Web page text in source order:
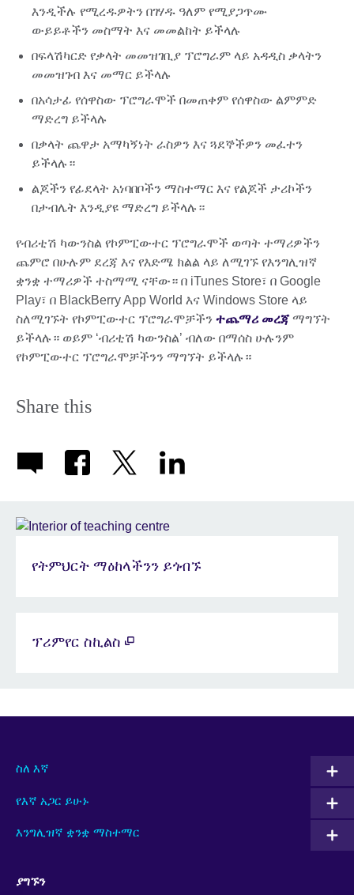
እንዲችሉ የሚረዱዎትን በገሃዱ ዓለም የሚያጋጥሙ
ውይይቶችን መስማት እና መመልከት ይችላሉ
በፍላሽካርድ የቃላት መመዝገቢያ ፕሮግራም ላይ አዳዲስ ቃላትን
መመዝገብ እና መማር ይችላሉ
በአሳታፊ የሰዋስው ፕሮግራሞች በመጠቀም የሰዋስው ልምምድ
ማድረግ ይችላሉ
በቃላት ጨዋታ አማካኝነት ራስዎን እና ጓደኞችዎን መፈተን
ይችላሉ።
ልጆችን የፊደላት አነባበቦችን ማስተማር እና የልጆች ታሪኮችን
በታብሌት እንዲያዩ ማድረግ ይችላሉ።
የብሪቲሽ ካውንስል የኮምፒውተር ፕሮግራሞች ወጣት ተማሪዎችን
ጨምሮ በሁሉም ደረጃ እና የእድሜ ክልል ላይ ለሚገኙ የእንግሊዝኛ
ቋንቋ ተማሪዎች ተስማሚ ናቸው። በ iTunes Store፣ በ Google
Play፣ በ BlackBerry App World እና Windows Store ላይ
ስለሚገኙት የኮምፒውተር ፕሮግራሞቻችን ተጨማሪ መረጃማግኘት
ይችላሉ። ወይም ‘ብሪቲሽ ካውንስል’ ብለው በማሰስ ሁሉንም
የኮምፒውተር ፕሮግራሞቻችንን ማግኘት ይችላሉ።
Share this
የትምህርት ማዕከላችንን ይጎብኙ
ፕሪምየር ስኪልስ
ስለ እኛ
የእኛ አጋር ይሁኑ
እንግሊዝኛ ቋንቋ ማስተማር
ያግኙን